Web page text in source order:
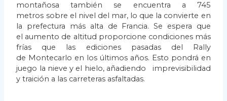
montañosa también se encuentra a 745
metros sobre el nivel del mar, lo que la convierte en
la prefectura más alta de Francia. Se espera que
el aumento de altitud proporcione condiciones más
frías que las ediciones pasadas del Rally
de Montecarlo en los últimos años. Esto pondrá en
juego la nieve y el hielo, añadiendo imprevisibilidad
y traición a las carreteras asfaltadas.